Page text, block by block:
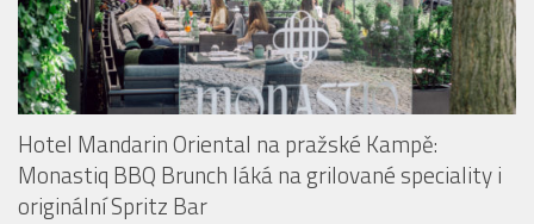
Hotel Mandarin Oriental na pražské Kampě:
Monastiq BBQ Brunch láká na grilované speciality i
originální Spritz Bar